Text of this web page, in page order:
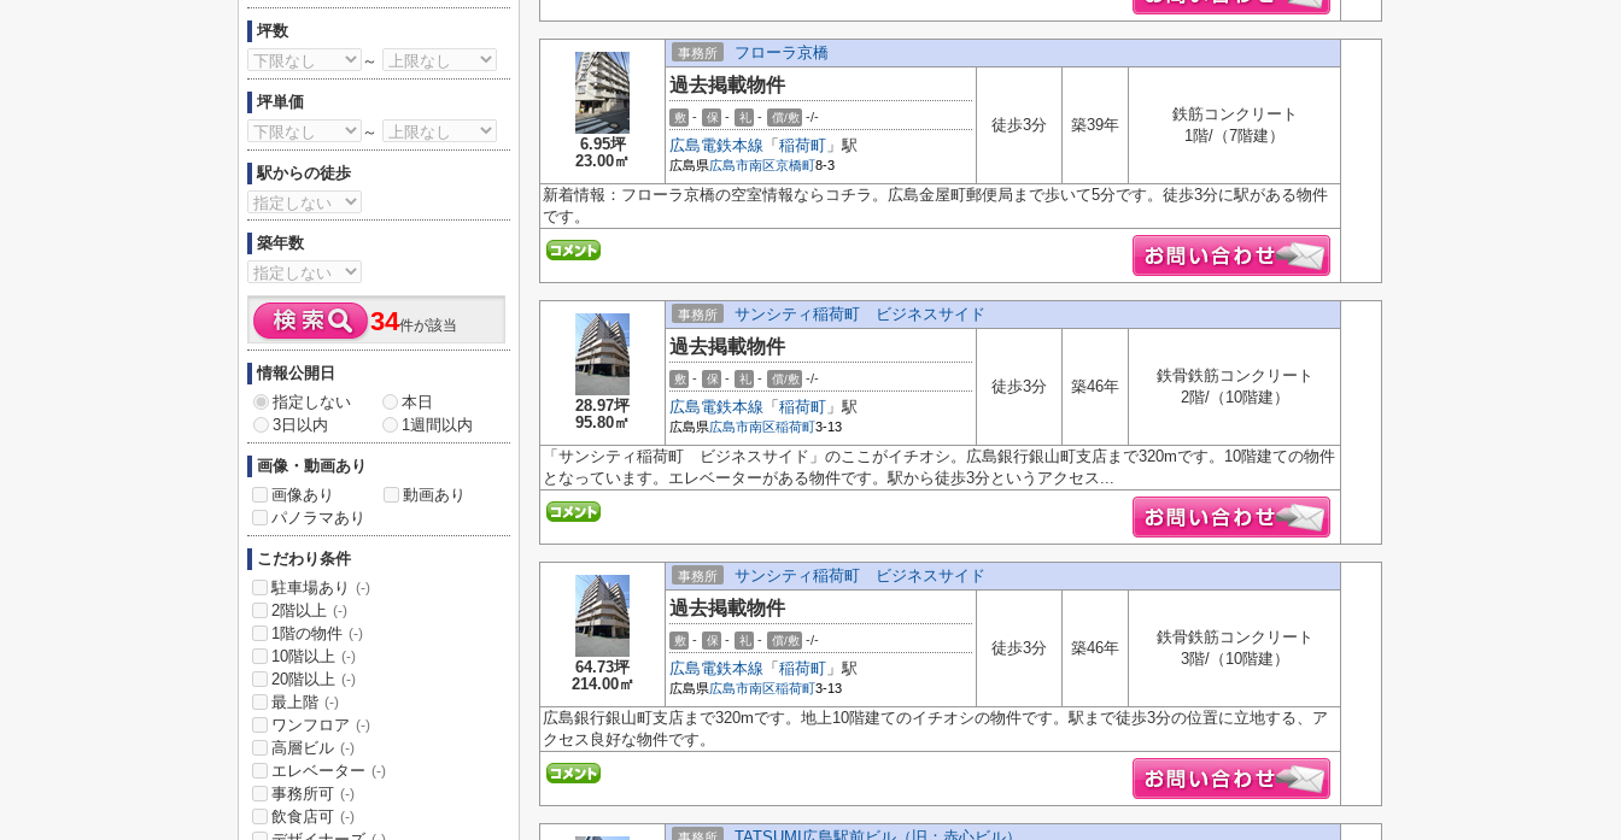
6.95坪
23.00㎡
事務所 フローラ京橋
過去掲載物件
敷 - 保 - 礼 - 償/敷 -/-
広島電鉄本線 「 稲荷町 」駅
広島県広島市南区京橋町8-3
徒歩3分 築39年
鉄筋コンクリート
1階/（7階建）
新着情報：フローラ京橋の空室情報ならコチラ。広島金屋町郵便局まで歩いて5分です。徒歩3分に駅がある物件
です。
28.97坪
95.80㎡
事務所 サンシティ稲荷町 ビジネスサイド
過去掲載物件
敷 - 保 - 礼 - 償/敷 -/-
広島電鉄本線 「 稲荷町 」駅
広島県広島市南区稲荷町3-13
徒歩3分 築46年
鉄骨鉄筋コンクリート
2階/（10階建）
「サンシティ稲荷町 ビジネスサイド」のここがイチオシ。広島銀行銀山町支店まで320mです。10階建ての物件
となっています。エレベーターがある物件です。駅から徒歩3分というアクセス...
64.73坪
214.00㎡
事務所 サンシティ稲荷町 ビジネスサイド
過去掲載物件
敷 - 保 - 礼 - 償/敷 -/-
広島電鉄本線 「 稲荷町 」駅
広島県広島市南区稲荷町3-13
徒歩3分 築46年
鉄骨鉄筋コンクリート
3階/（10階建）
広島銀行銀山町支店まで320mです。地上10階建てのイチオシの物件です。駅まで徒歩3分の位置に立地する、ア
クセス良好な物件です。
坪数
～
坪単価
～
駅からの徒歩
築年数
34件が該当
情報公開日
指定しない
本日
3日以内
1週間以内
画像・動画あり
画像あり
動画あり
パノラマあり
こだわり条件
駐車場あり
(-)
2階以上 (-)
1階の物件 (-)
10階以上 (-)
20階以上 (-)
最上階 (-)
ワンフロア (-)
高層ビル (-)
エレベーター (-)
事務所可 (-)
飲食店可 (-)